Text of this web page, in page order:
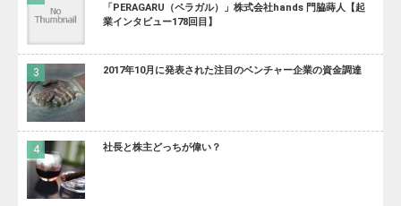
「PERAGARU（ペラガル）」株式会社hands 門脇蒔人【起
業インタビュー178回目】
2017年10月に発表された注目のベンチャー企業の資金調達
社長と株主どっちが偉い？